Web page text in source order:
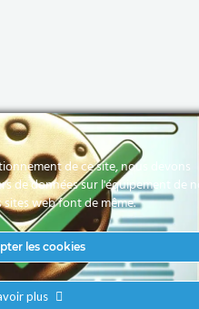
de ce site, nous devons
de données sur l'équipement de
web font de même.
les cookies
plus